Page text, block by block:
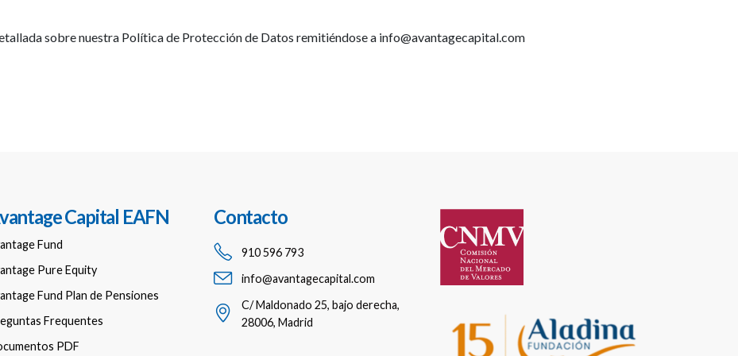
sobre nuestra Política de Protección de Datos remitiéndose a info@avantagecapital.com
Capital EAFN
Fund
Pure Equity
Fund Plan de Pensiones
Frequentes
PDF
Contacto
910 596 793
info@avantagecapital.com
C/ Maldonado 25, bajo derecha,
28006, Madrid